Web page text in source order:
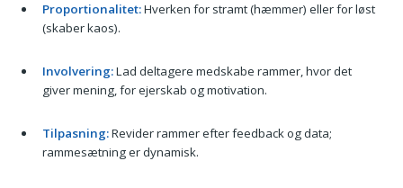
Proportionalitet:Hverken for stramt (hæmmer) eller for løst
(skaber kaos).
Involvering:Lad deltagere medskabe rammer, hvor det
giver mening, for ejerskab og motivation.
Tilpasning:Revider rammer efter feedback og data;
rammesætning er dynamisk.